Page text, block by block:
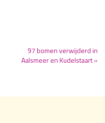
97 bomen verwijderd in
Aalsmeer en Kudelstaart »